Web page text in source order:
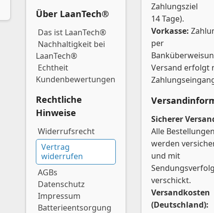
Über LaanTech®
Das ist LaanTech®
Nachhaltigkeit bei
LaanTech®
Echtheit
Kundenbewertungen
Rechtliche
Hinweise
Widerrufsrecht
Vertrag
widerrufen
AGBs
Datenschutz
Impressum
Batterieentsorgung
Zahlungsziel
14 Tage).
Vorkasse:
per
Versand erfolgt
Sicherer
Alle Bestellungen
werden
und mit
verschickt.
Versandkosten
(Deutschland):